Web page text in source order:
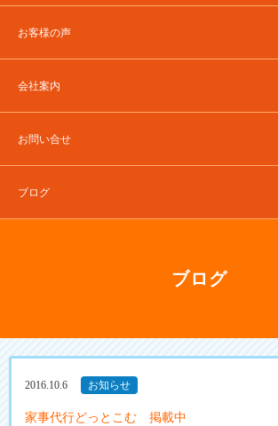
お客様の声
会社案内
お問い合せ
ブログ
ブログ
2016.10.6 お知らせ
家事代行どっとこむ 掲載中